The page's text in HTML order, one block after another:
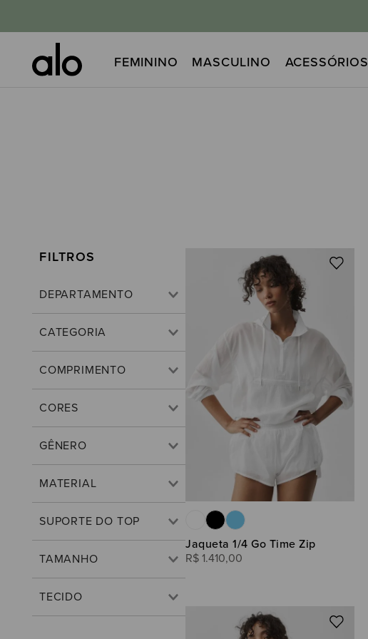
FEMININO MASCULINO ACESSÓRIOS
DEPARTAMENTO
Acessórios
CATEGORIA
Leggings
Tops
Saias
Meias
COMPRIMENTO
Cropped
10cm
Black
White/Azure Blue
GÊNERO
MATERIAL
SUPORTE DO TOP
TAMANHO
TECIDO
Jaqueta 1/4 Go Time Zip
R$ 1.410,00